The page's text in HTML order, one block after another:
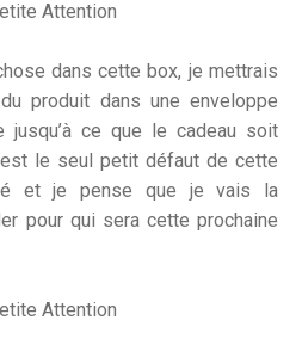
dans cette box, je mettrais
produit dans une enveloppe
jusqu’à ce que le cadeau soit
le seul petit défaut de cette
et je pense que je vais la
pour qui sera cette prochaine